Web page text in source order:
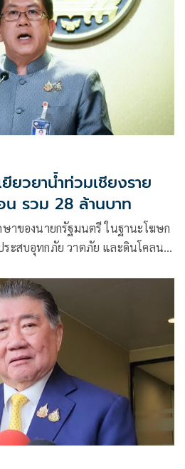
ยวยาน้ำท่วมเชียงราย
น รวม 28 ล้านบาท
าของนายกรัฐมนตรี ในฐานะโฆษก
ะสบอุทกภัย วาตภัย และดินโคลน
เน้นย้ำการระบายน้ำของเขื่อน